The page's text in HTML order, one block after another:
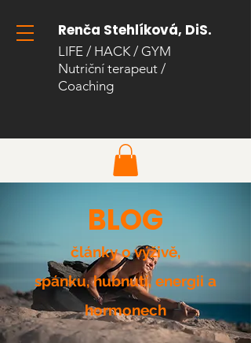
Renča Stehlíková, DiS.
LIFE / HACK / GYM
Nutriční terapeut /
Coaching​
BLOG
články o výživě,
spánku,hubnutí, energii a
hormonech